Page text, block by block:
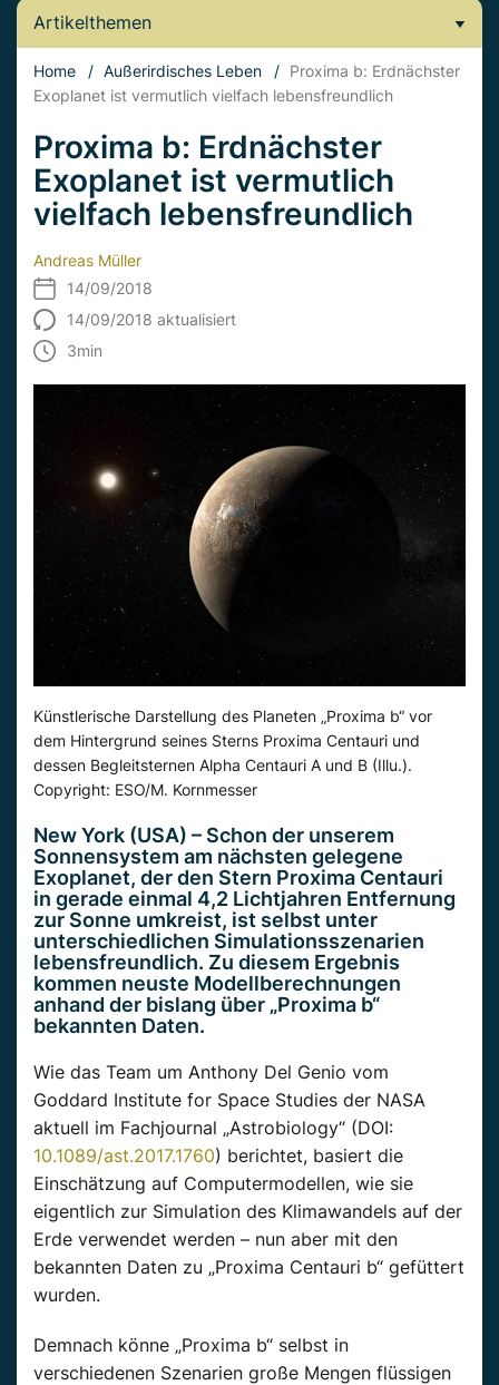
Artikelthemen
Home / Außerirdisches Leben / Proxima b: Erdnächster
Exoplanet ist vermutlich vielfach lebensfreundlich
Proxima b: Erdnächster
Exoplanet ist vermutlich
vielfach lebensfreundlich
Andreas Müller
14/09/2018
14/09/2018 aktualisiert
3min
Künstlerische Darstellung des Planeten „Proxima b“ vor
dem Hintergrund seines Sterns Proxima Centauri und
dessen Begleitsternen Alpha Centauri A und B (Illu.).
Copyright: ESO/M. Kornmesser
New York (USA) – Schon der unserem
Sonnensystem am nächsten gelegene
Exoplanet, der den Stern Proxima Centauri
in gerade einmal 4,2 Lichtjahren Entfernung
zur Sonne umkreist, ist selbst unter
unterschiedlichen Simulationsszenarien
lebensfreundlich. Zu diesem Ergebnis
kommen neuste Modellberechnungen
anhand der bislang über „Proxima b“
bekannten Daten.
Wie das Team um Anthony Del Genio vom
Goddard Institute for Space Studies der NASA
aktuell im Fachjournal „Astrobiology“ (DOI:
10.1089/ast.2017.1760) berichtet, basiert die
Einschätzung auf Computermodellen, wie sie
eigentlich zur Simulation des Klimawandels auf der
Erde verwendet werden – nun aber mit den
bekannten Daten zu „Proxima Centauri b“ gefüttert
wurden.
Demnach könne „Proxima b“ selbst in
verschiedenen Szenarien große Mengen flüssigen